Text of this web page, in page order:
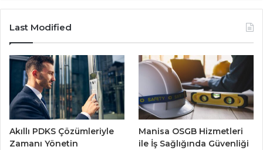
Last Modified
Akıllı PDKS Çözümleriyle
Zamanı Yönetin
Manisa OSGB Hizmetleri
ile İş Sağlığında Güvenliği